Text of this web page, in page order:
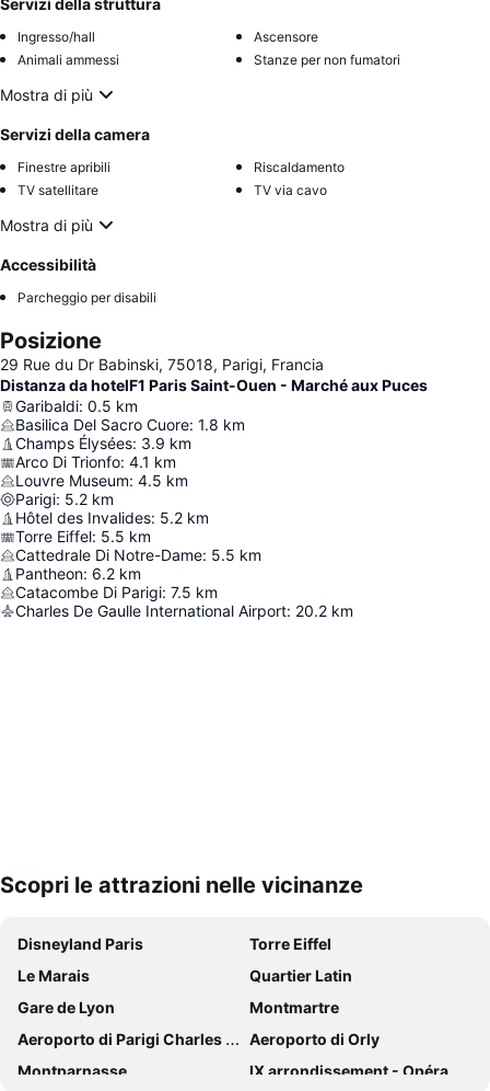
Servizi della struttura
Ingresso/hall
Ascensore
Animali ammessi
Stanze per non fumatori
Mostra di più
Servizi della camera
Finestre apribili
Riscaldamento
TV satellitare
TV via cavo
Mostra di più
Accessibilità
Parcheggio per disabili
Posizione
29 Rue du Dr Babinski, 75018, Parigi, Francia
Distanza da hotelF1 Paris Saint-Ouen - Marché aux Puces
Garibaldi: 0.5 km
Basilica Del Sacro Cuore: 1.8 km
Champs Élysées: 3.9 km
Arco Di Trionfo: 4.1 km
Louvre Museum: 4.5 km
Parigi: 5.2 km
Hôtel des Invalides: 5.2 km
Torre Eiffel: 5.5 km
Cattedrale Di Notre-Dame: 5.5 km
Pantheon: 6.2 km
Catacombe Di Parigi: 7.5 km
Charles De Gaulle International Airport: 20.2 km
Espandi mappa
Scopri le attrazioni nelle vicinanze
Disneyland Paris
Torre Eiffel
Le Marais
Quartier Latin
Gare de Lyon
Montmartre
Aeroporto di Parigi Charles de Gaulle
Aeroporto di Orly
Montparnasse
IX arrondissement - Opéra